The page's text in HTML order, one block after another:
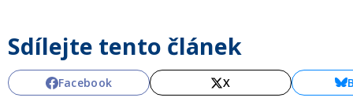
Sdílejte tento článek
Facebook X